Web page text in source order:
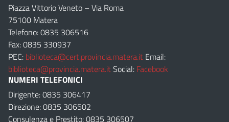
Piazza Vittorio Veneto – Via Roma
75100 Matera
Telefono: 0835 306516
Fax: 0835 330937
PEC: biblioteca@cert.provincia.matera.it Email:
biblioteca@provincia.matera.itSocial: Facebook
NUMERI TELEFONICI
Dirigente: 0835 306417
Direzione: 0835 306502
Consulenza e Prestito: 0835 306507